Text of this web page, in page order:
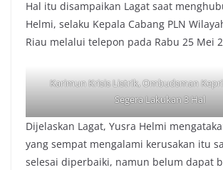
Hal itu disampaikan Lagat saat
Helmi, selaku Kepala Cabang PLN
Riau melalui telepon pada Rabu 25 Mei
Karimun Krisis Listrik, Ombudsman
Segera Lakukan 3 Hal
Dijelaskan Lagat, Yusra Helmi
yang sempat mengalami kerusakan itu
selesai diperbaiki, namun belum dapat